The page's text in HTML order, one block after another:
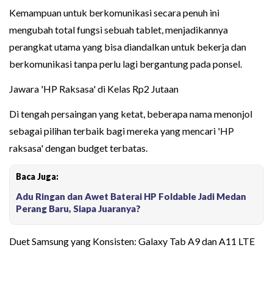
Kemampuan untuk berkomunikasi secara penuh ini
mengubah total fungsi sebuah tablet, menjadikannya
perangkat utama yang bisa diandalkan untuk bekerja dan
berkomunikasi tanpa perlu lagi bergantung pada ponsel.
Jawara 'HP Raksasa' di Kelas Rp2 Jutaan
Di tengah persaingan yang ketat, beberapa nama menonjol
sebagai pilihan terbaik bagi mereka yang mencari 'HP
raksasa' dengan budget terbatas.
Baca Juga:
Adu Ringan dan Awet Baterai HP Foldable Jadi Medan
Perang Baru, Siapa Juaranya?
Duet Samsung yang Konsisten: Galaxy Tab A9 dan A11 LTE